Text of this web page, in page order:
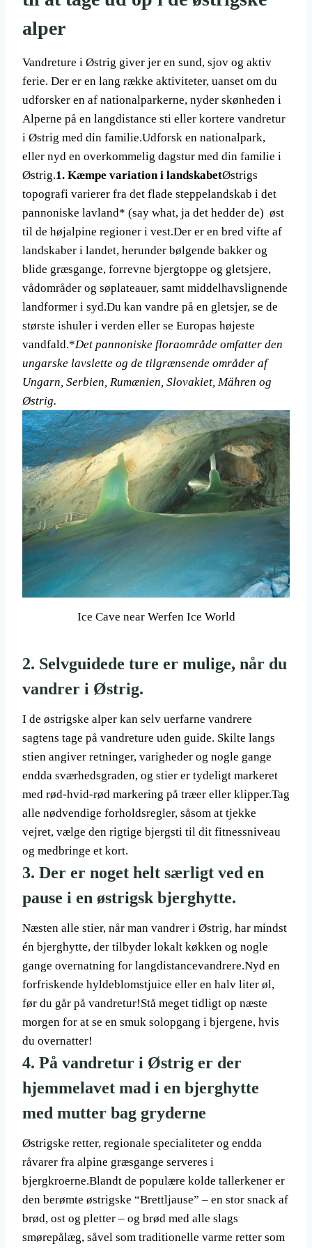
alper
Vandreture i Østrig giver jer en sund, sjov og aktiv
ferie. Der er en lang række aktiviteter, uanset om du
udforsker en af nationalparkerne, nyder skønheden i
Alperne på en langdistance sti eller kortere vandretur
i Østrig med din familie.Udforsk en nationalpark,
eller nyd en overkommelig dagstur med din familie i
Østrig.1. Kæmpe variation i landskabetØstrigs
topografi varierer fra det flade steppelandskab i det
pannoniske lavland* (say what, ja det hedder de) øst
til de højalpine regioner i vest.Der er en bred vifte af
landskaber i landet, herunder bølgende bakker og
blide græsgange, forrevne bjergtoppe og gletsjere,
vådområder og søplateauer, samt middelhavslignende
landformer i syd.Du kan vandre på en gletsjer, se de
største ishuler i verden eller se Europas højeste
vandfald.*Det pannoniske floraområde omfatter den
ungarske lavslette og de tilgrænsende områder af
Ungarn, Serbien, Rumænien, Slovakiet, Mähren og
Østrig.
Ice Cave near Werfen Ice World
2. Selvguidede ture er mulige, når du
vandrer i Østrig.
I de østrigske alper kan selv uerfarne vandrere
sagtens tage på vandreture uden guide. Skilte langs
stien angiver retninger, varigheder og nogle gange
endda sværhedsgraden, og stier er tydeligt markeret
med rød-hvid-rød markering på træer eller klipper.Tag
alle nødvendige forholdsregler, såsom at tjekke
vejret, vælge den rigtige bjergsti til dit fitnessniveau
og medbringe et kort.
3. Der er noget helt særligt ved en
pause i en østrigsk bjerghytte.
Næsten alle stier, når man vandrer i Østrig, har mindst
én bjerghytte, der tilbyder lokalt køkken og nogle
gange overnatning for langdistancevandrere.Nyd en
forfriskende hyldeblomstjuice eller en halv liter øl,
før du går på vandretur!Stå meget tidligt op næste
morgen for at se en smuk solopgang i bjergene, hvis
du overnatter!
4. På vandretur i Østrig er der
hjemmelavet mad i en bjerghytte
med mutter bag gryderne
Østrigske retter, regionale specialiteter og endda
råvarer fra alpine græsgange serveres i
bjergkroerne.Blandt de populære kolde tallerkener er
den berømte østrigske “Brettljause” – en stor snack af
brød, ost og pletter – og brød med alle slags
smørepålæg, såvel som traditionelle varme retter som